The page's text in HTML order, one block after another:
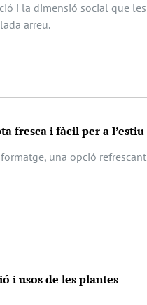
i la dimensió social que les
arreu.
fresca i fàcil per a l’estiu
una opció refrescant
i usos de les plantes